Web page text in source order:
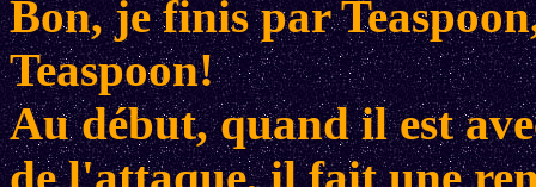
Bon, je finis par
Teaspoon!
Au début, quand il est
de l'attaque, il fait une